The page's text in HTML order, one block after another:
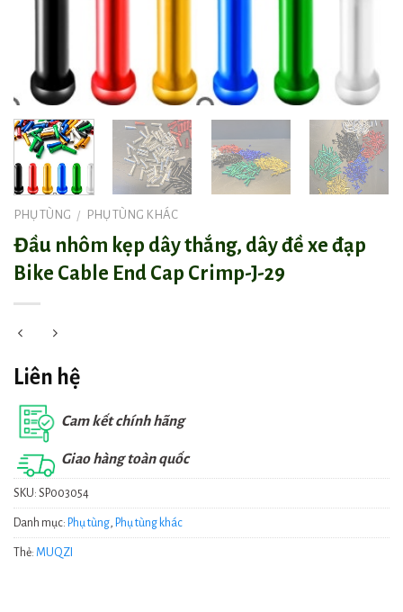
PHỤ TÙNG / PHỤ TÙNG KHÁC
Đầu nhôm kẹp dây thắng, dây đề xe đạp
Bike Cable End Cap Crimp-J-29
Liên hệ
Cam kết chính hãng
Giao hàng toàn quốc
SKU: SP003054
Danh mục: Phụ tùng, Phụ tùng khác
Thẻ: MUQZI